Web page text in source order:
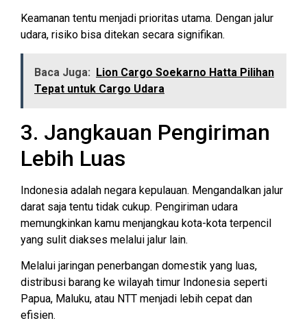
Keamanan tentu menjadi prioritas utama. Dengan jalur
udara, risiko bisa ditekan secara signifikan.
Baca Juga: Lion Cargo Soekarno Hatta Pilihan
Tepat untuk Cargo Udara
3. Jangkauan Pengiriman
Lebih Luas
Indonesia adalah negara kepulauan. Mengandalkan jalur
darat saja tentu tidak cukup. Pengiriman udara
memungkinkan kamu menjangkau kota-kota terpencil
yang sulit diakses melalui jalur lain.
Melalui jaringan penerbangan domestik yang luas,
distribusi barang ke wilayah timur Indonesia seperti
Papua, Maluku, atau NTT menjadi lebih cepat dan
efisien.